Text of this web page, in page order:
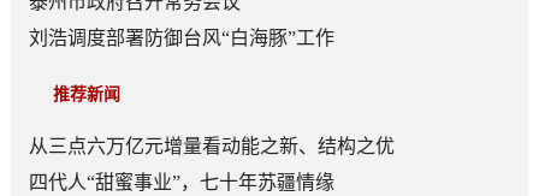
刘浩调度部署防御台风“白海豚”工作
推荐新闻
从三点六万亿元增量看动能之新、结构之优
四代人“甜蜜事业”，七十年苏疆情缘